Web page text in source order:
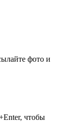
фото и
, чтобы